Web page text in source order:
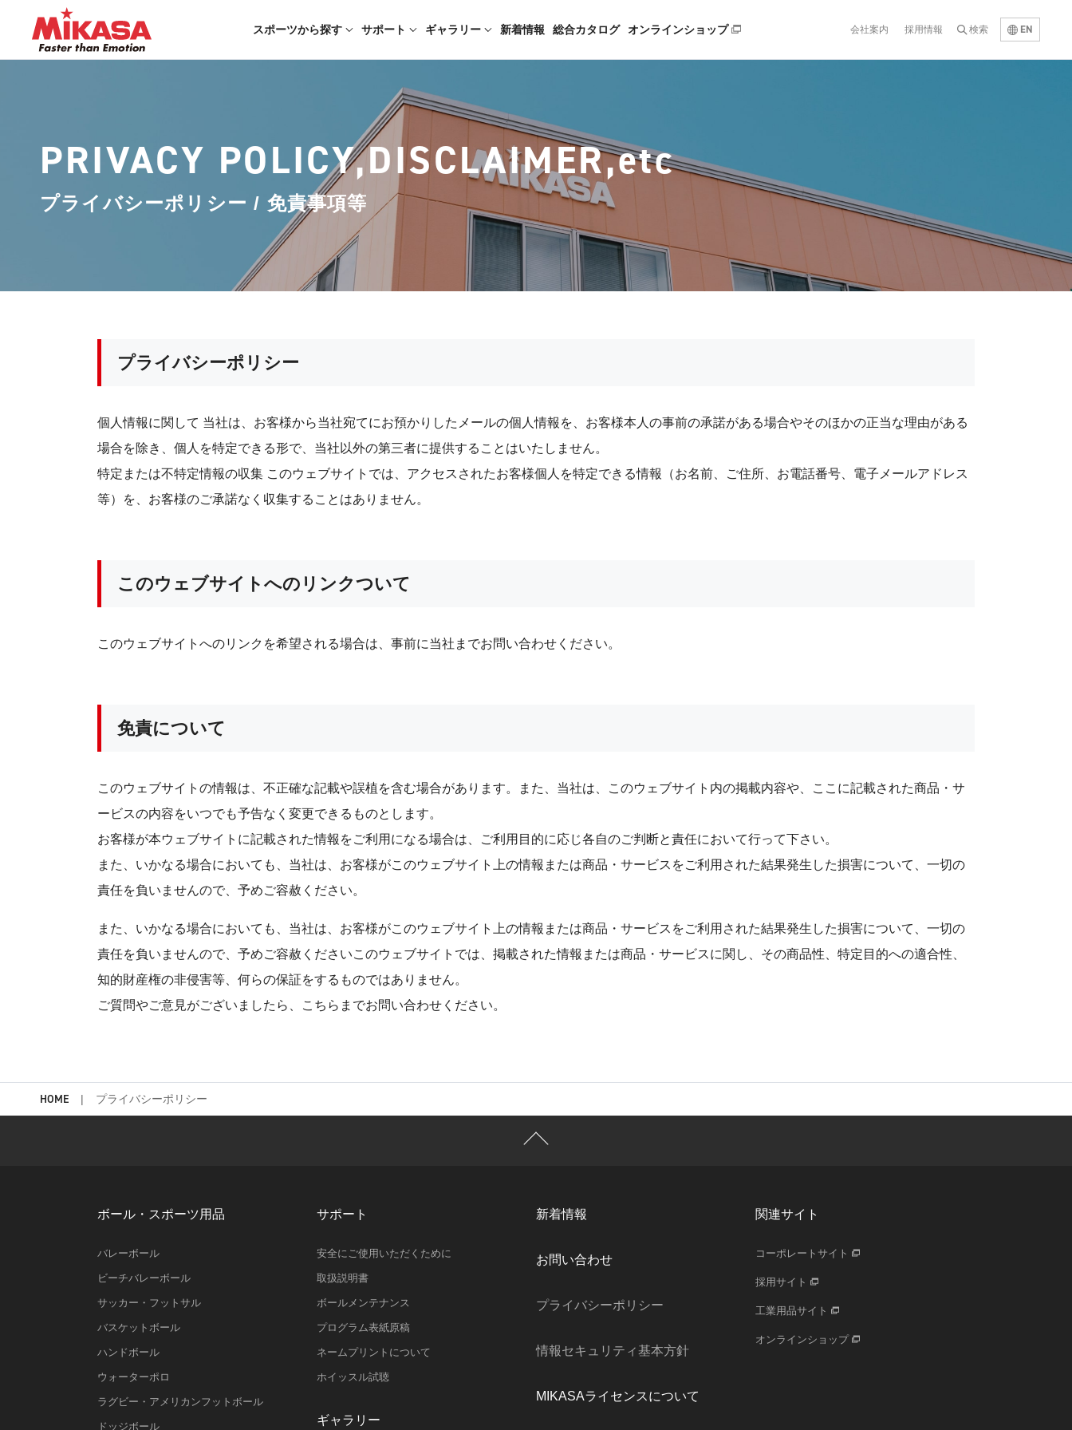
スポーツから探す サポート ギャラリー 新着情報 総合カタログ オンラインショップ 会社案内 採用情報 検索 EN
PRIVACY POLICY,DISCLAIMER,etc
プライバシーポリシー / 免責事項等
プライバシーポリシー
個人情報に関して 当社は、お客様から当社宛てにお預かりしたメールの個人情報を、お客様本人の事前の承諾がある場合やそのほかの正当な理由がある
場合を除き、個人を特定できる形で、当社以外の第三者に提供することはいたしません。
特定または不特定情報の収集 このウェブサイトでは、アクセスされたお客様個人を特定できる情報（お名前、ご住所、お電話番号、電子メールアドレス
等）を、お客様のご承諾なく収集することはありません。
このウェブサイトへのリンクついて
このウェブサイトへのリンクを希望される場合は、事前に当社までお問い合わせください。
免責について
このウェブサイトの情報は、不正確な記載や誤植を含む場合があります。また、当社は、このウェブサイト内の掲載内容や、ここに記載された商品・サ
ービスの内容をいつでも予告なく変更できるものとします。
お客様が本ウェブサイトに記載された情報をご利用になる場合は、ご利用目的に応じ各自のご判断と責任において行って下さい。
また、いかなる場合においても、当社は、お客様がこのウェブサイト上の情報または商品・サービスをご利用された結果発生した損害について、一切の
責任を負いませんので、予めご容赦ください。
また、いかなる場合においても、当社は、お客様がこのウェブサイト上の情報または商品・サービスをご利用された結果発生した損害について、一切の
責任を負いませんので、予めご容赦くださいこのウェブサイトでは、掲載された情報または商品・サービスに関し、その商品性、特定目的への適合性、
知的財産権の非侵害等、何らの保証をするものではありません。
ご質問やご意見がございましたら、こちらまでお問い合わせください。
HOME プライバシーポリシー
ボール・スポーツ用品
バレーボール
ビーチバレーボール
サッカー・フットサル
バスケットボール
ハンドボール
ウォーターポロ
ラグビー・アメリカンフットボール
ドッジボール
サポート
安全にご使用いただくために
取扱説明書
ボールメンテナンス
プログラム表紙原稿
ネームプリントについて
ホイッスル試聴
ギャラリー
新着情報
お問い合わせ
プライバシーポリシー
情報セキュリティ基本方針
MIKASAライセンスについて
関連サイト
コーポレートサイト
採用サイト
工業用品サイト
オンラインショップ